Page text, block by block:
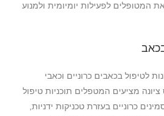
המטופלים לפעילות יומיומית ולמנוע
לטיפול בכאבים כרוניים וכאבי
מציעים המטפלים תוכניות טיפול
כרוניים בעזרת טכניקות ידניות,